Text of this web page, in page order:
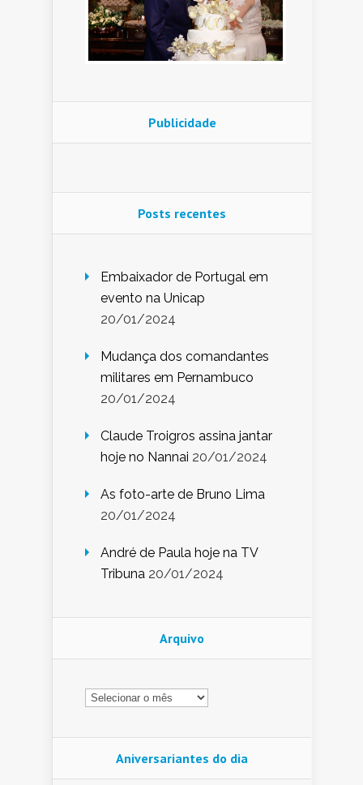
Publicidade
Posts recentes
Embaixador de Portugal em
evento na Unicap
20/01/2024
Mudança dos comandantes
militares em Pernambuco
20/01/2024
Claude Troigros assina jantar
hoje no Nannai 20/01/2024
As foto-arte de Bruno Lima
20/01/2024
André de Paula hoje na TV
Tribuna 20/01/2024
Arquivo
Arquivo
Aniversariantes do dia